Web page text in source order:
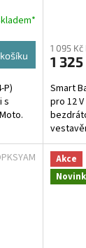
P)
s
1 095 Kč
1
Smart
pro 12
Akce